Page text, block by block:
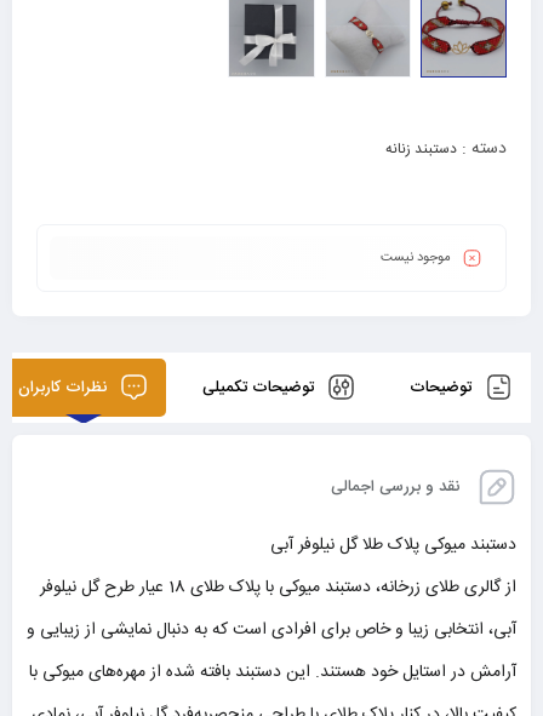
موجود نیست
دسته : دستبند زنانه
توضیحات توضیحات تکمیلی نظرات کاربران
نقد و بررسی اجمالی
دستبند میوکی پلاک طلا گل نیلوفر آبی
از گالری طلای زرخانه، دستبند میوکی با پلاک طلای 18 عیار طرح گل نیلوفر
آبی، انتخابی زیبا و خاص برای افرادی است که به دنبال نمایشی از زیبایی و
آرامش در استایل خود هستند. این دستبند بافته شده از مهره‌های میوکی با